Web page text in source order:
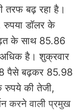
तरफ बढ़ रहा है।
रुपया डॉलर के
के साथ 85.86
है। शुक्रवार
पैसे बढ़कर 85.98
रुपये की तेजी,
करने वाली प्रमुख